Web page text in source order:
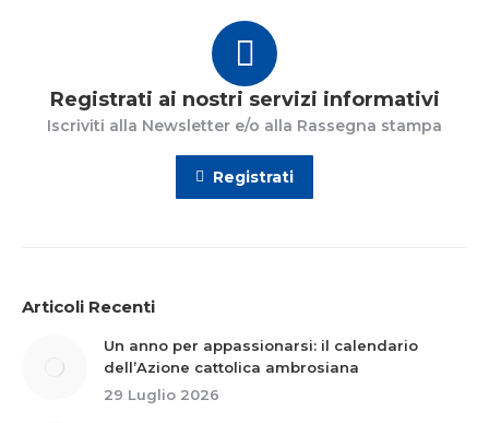
Registrati ai nostri servizi informativi
Iscriviti alla Newsletter e/o alla Rassegna stampa
Registrati
Articoli Recenti
Un anno per appassionarsi: il calendario
dell’Azione cattolica ambrosiana
29 Luglio 2026